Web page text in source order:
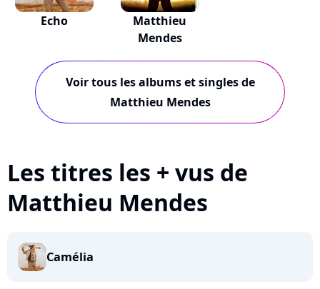
Echo
Matthieu
Mendes
Voir tous les albums et singles de
Matthieu Mendes
Les titres les + vus de
Matthieu Mendes
Camélia